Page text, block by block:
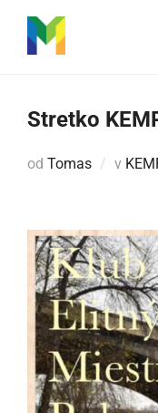
content
Stretko
od Tomas v